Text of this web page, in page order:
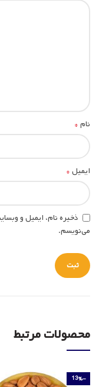
نام*
ایمیل*
ذخیره نام، ایمیل و
می‌نویسم.
محصولات مرتبط
-13%